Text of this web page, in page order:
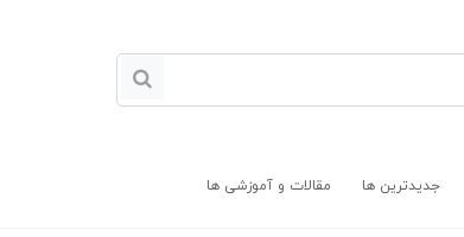
جدیدترین ها مقالات و آموزشی ها